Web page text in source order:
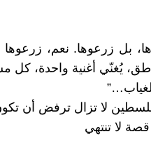
بل زرعوها. نعم،
يُغنّي أغنية واحدة، كل
لا تنتهي